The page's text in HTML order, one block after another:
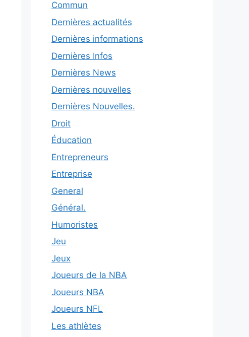
Commun
Dernières actualités
Dernières informations
Dernières Infos
Dernières News
Dernières nouvelles
Dernières Nouvelles.
Droit
Éducation
Entrepreneurs
Entreprise
General
Général.
Humoristes
Jeu
Jeux
Joueurs de la NBA
Joueurs NBA
Joueurs NFL
Les athlètes